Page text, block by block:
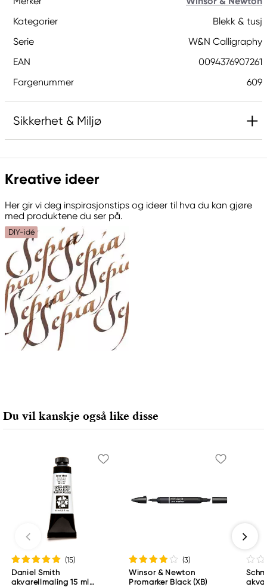
Kategorier
Blekk & tusj
Serie
W&N Calligraphy
EAN
0094376907261
Fargenummer
609
Sikkerhet & Miljø
Ansvarlig EU
Winsor & Newton
Östra Långgatan 87
61930 Trosa, Sweden
info@colart.se
Kreative ideer
Her gir vi deg inspirasjonstips og ideer til hva du kan gjøre
med produktene du ser på.
DIY-idé
Du vil kanskje også like disse
(15)
Daniel Smith
akvarellmaling 15 ml
(3)
Winsor & Newton
Promarker Black (XB)